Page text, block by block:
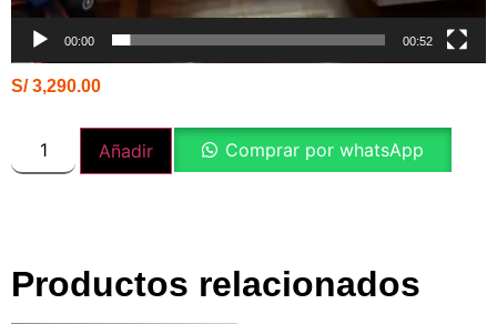
00:00 00:52
S/3,290.00
Añadir Comprar por whatsApp
Productos relacionados